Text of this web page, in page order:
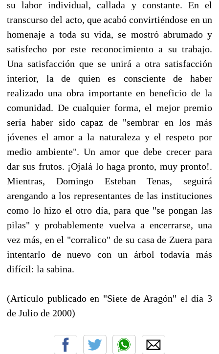
su labor individual, callada y constante. En el
transcurso del acto, que acabó convirtiéndose en un
homenaje a toda su vida, se mostró abrumado y
satisfecho por este reconocimiento a su trabajo.
Una satisfacción que se unirá a otra satisfacción
interior, la de quien es consciente de haber
realizado una obra importante en beneficio de la
comunidad. De cualquier forma, el mejor premio
sería haber sido capaz de "sembrar en los más
jóvenes el amor a la naturaleza y el respeto por
medio ambiente". Un amor que debe crecer para
dar sus frutos. ¡Ojalá lo haga pronto, muy pronto!.
Mientras, Domingo Esteban Tenas, seguirá
arengando a los representantes de las instituciones
como lo hizo el otro día, para que "se pongan las
pilas" y probablemente vuelva a encerrarse, una
vez más, en el "corralico" de su casa de Zuera para
intentarlo de nuevo con un árbol todavía más
difícil: la sabina.
(Artículo publicado en "Siete de Aragón" el día 3
de Julio de 2000)